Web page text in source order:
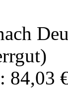
84,03